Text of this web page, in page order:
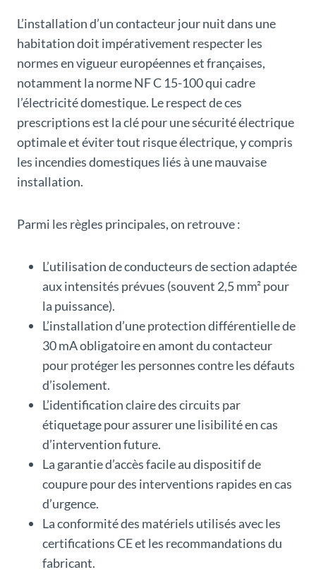
L’installation d’un contacteur jour nuit dans une
habitation doit impérativement respecter les
normes en vigueur européennes et françaises,
notamment la norme NF C 15-100 qui cadre
l’électricité domestique. Le respect de ces
prescriptions est la clé pour une sécurité électrique
optimale et éviter tout risque électrique, y compris
les incendies domestiques liés à une mauvaise
installation.
Parmi les règles principales, on retrouve :
L’utilisation de conducteurs de section adaptée
aux intensités prévues (souvent 2,5 mm² pour
la puissance).
L’installation d’une protection différentielle de
30 mA obligatoire en amont du contacteur
pour protéger les personnes contre les défauts
d’isolement.
L’identification claire des circuits par
étiquetage pour assurer une lisibilité en cas
d’intervention future.
La garantie d’accès facile au dispositif de
coupure pour des interventions rapides en cas
d’urgence.
La conformité des matériels utilisés avec les
certifications CE et les recommandations du
fabricant.